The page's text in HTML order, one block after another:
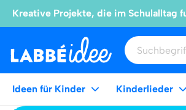
Kreative Projekte, die im Schulalltag
Ideen für Kinder Kinderlieder